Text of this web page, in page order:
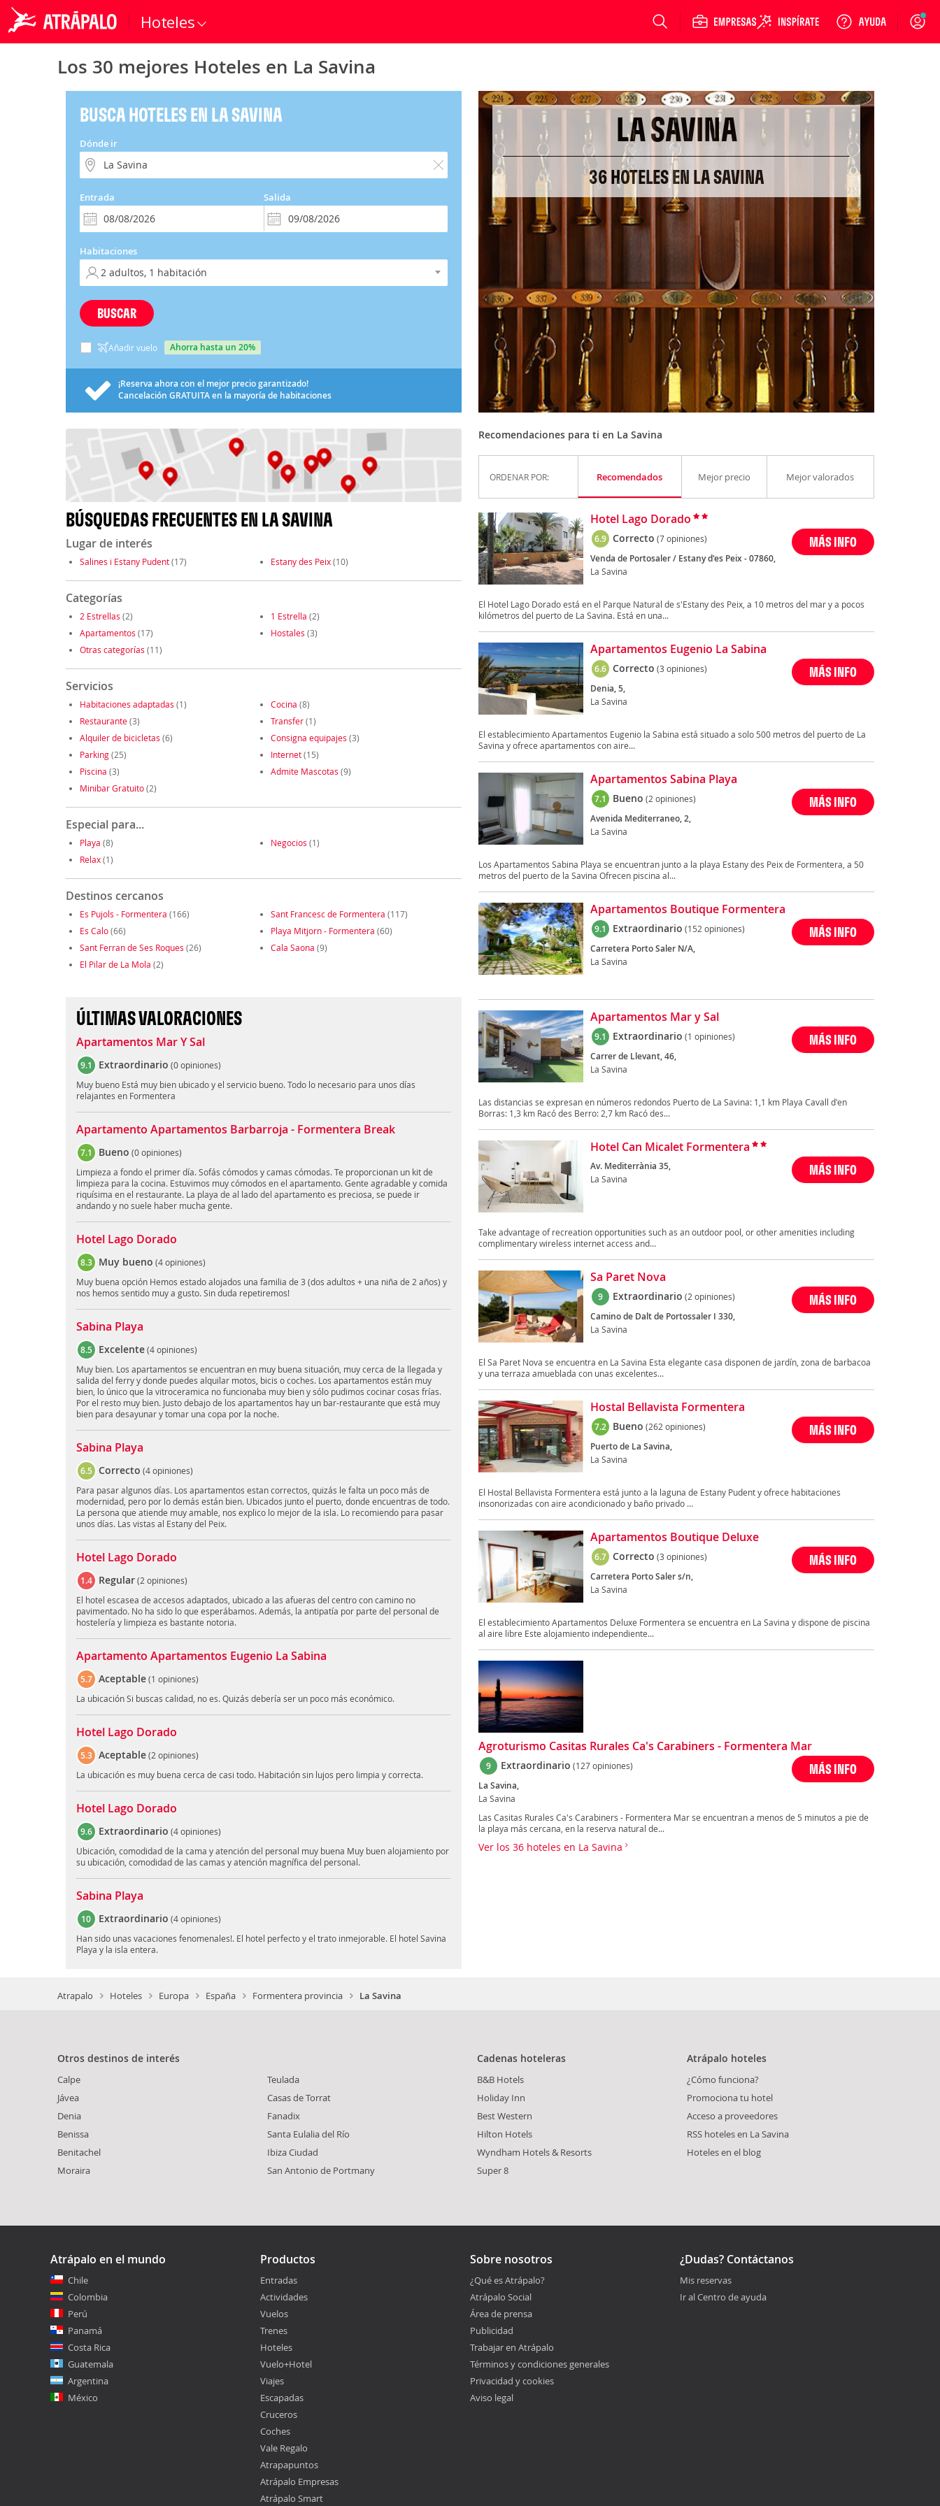
Hoteles Login
Los 30 mejores Hoteles en La Savina
BUSCA HOTELES EN LA SAVINA
Dónde ir
Entrada Salida
Habitaciones
BUSCAR
Añadir vuelo ahorra hasta un 20%
¡Reserva ahora con el mejor precio garantizado!
Cancelación GRATUITAen la mayoría de habitaciones
BÚSQUEDAS FRECUENTES EN LA SAVINA
Lugar de interés
Salines i Estany Pudent(17) Estany des Peix(10)
Categorías
2 Estrellas (2) 1 Estrella (2)
Apartamentos (17) Hostales (3)
Otras categorías (11)
Servicios
Habitaciones adaptadas (1) Cocina (8)
Restaurante(3) Transfer(1)
Alquiler de bicicletas (6) Consigna equipajes (3)
Parking(25) Internet(15)
Piscina (3) Admite Mascotas (9)
Minibar Gratuito(2)
Especial para...
Playa (8) Negocios (1)
Relax(1)
Destinos cercanos
Es Pujols - Formentera (166) Sant Francesc de Formentera (117)
Es Calo(66) Playa Mitjorn - Formentera (60)
Sant Ferran de Ses Roques (26) Cala Saona (9)
El Pilar de La Mola (2)
ÚLTIMAS VALORACIONES
Apartamentos Mar Y Sal
9.1 Extraordinario (0 opiniones)
Muy bueno Está muy bien ubicado y el servicio bueno. Todo lo necesario para unos días
relajantes en Formentera
Apartamento Apartamentos Barbarroja - Formentera Break
7.1 Bueno (0 opiniones)
Limpieza a fondo el primer día. Sofás cómodos y camas cómodas. Te proporcionan un kit de
limpieza para la cocina. Estuvimos muy cómodos en el apartamento. Gente agradable y comida
riquísima en el restaurante. La playa de al lado del apartamento es preciosa, se puede ir
andando y no suele haber mucha gente.
Hotel Lago Dorado
8.3 Muy bueno (4 opiniones)
Muy buena opción Hemos estado alojados una familia de 3 (dos adultos + una niña de 2 años) y
nos hemos sentido muy a gusto. Sin duda repetiremos!
Sabina Playa
8.5 Excelente(4 opiniones)
Muy bien. Los apartamentos se encuentran en muy buena situación, muy cerca de la llegada y
salida del ferry y donde puedes alquilar motos, bicis o coches. Los apartamentos están muy
bien, lo único que la vitroceramica no funcionaba muy bien y sólo pudimos cocinar cosas frías.
Por el resto muy bien. Justo debajo de los apartamentos hay un bar-restaurante que está muy
bien para desayunar y tomar una copa por la noche.
Sabina Playa
6.5 Correcto (4 opiniones)
Para pasar algunos días. Los apartamentos estan correctos, quizás le falta un poco más de
modernidad, pero por lo demás están bien. Ubicados junto el puerto, donde encuentras de todo.
La persona que atiende muy amable, nos explico lo mejor de la isla. Lo recomiendo para pasar
unos días. Las vistas al Estany del Peix.
Hotel Lago Dorado
1.4 Regular(2 opiniones)
El hotel escasea de accesos adaptados, ubicado a las afueras del centro con camino no
pavimentado. No ha sido lo que esperábamos. Además, la antipatía por parte del personal de
hostelería y limpieza es bastante notoria.
Apartamento Apartamentos Eugenio La Sabina
5.7 Aceptable(1 opiniones)
La ubicación Si buscas calidad, no es. Quizás debería ser un poco más económico.
Hotel Lago Dorado
5.3 Aceptable(2 opiniones)
La ubicación es muy buena cerca de casi todo. Habitación sin lujos pero limpia y correcta.
Hotel Lago Dorado
9.6 Extraordinario (4 opiniones)
Ubicación, comodidad de la cama y atención del personal muy buena Muy buen alojamiento por
su ubicación, comodidad de las camas y atención magnífica del personal.
Sabina Playa
10 Extraordinario (4 opiniones)
Han sido unas vacaciones fenomenales!. El hotel perfecto y el trato inmejorable. El hotel Savina
Playa y la isla entera.
LA SAVINA
36 HOTELES EN LA SAVINA
Recomendaciones para ti en La Savina
ORDENAR POR: Recomendados Mejor precio Mejor valorados
Hotel Lago Dorado
6.9 Correcto (7 opiniones)
Venda de Portosaler / Estany d'es Peix - 07860,
La Savina
MÁS INFO
El Hotel Lago Dorado está en el Parque Natural de s'Estany des Peix, a 10 metros del mar y a pocos
kilómetros del puerto de La Savina. Está en una...
Apartamentos Eugenio La Sabina
6.6 Correcto (3 opiniones)
Denia, 5,
La Savina
MÁS INFO
El establecimiento Apartamentos Eugenio la Sabina está situado a solo 500 metros del puerto de La
Savina y ofrece apartamentos con aire...
Apartamentos Sabina Playa
7.1 Bueno (2 opiniones)
Avenida Mediterraneo, 2,
La Savina
MÁS INFO
Los Apartamentos Sabina Playa se encuentran junto a la playa Estany des Peix de Formentera, a 50
metros del puerto de la Savina Ofrecen piscina al...
Apartamentos Boutique Formentera
9.1 Extraordinario (152 opiniones)
Carretera Porto Saler N/A,
La Savina
MÁS INFO
Apartamentos Mar y Sal
9.1 Extraordinario (1 opiniones)
Carrer de Llevant, 46,
La Savina
MÁS INFO
Las distancias se expresan en números redondos Puerto de La Savina: 1,1 km Playa Cavall d'en
Borras: 1,3 km Racó des Berro: 2,7 km Racó des...
Hotel Can Micalet Formentera
Av. Mediterrània 35,
La Savina
MÁS INFO
Take advantage of recreation opportunities such as an outdoor pool, or other amenities including
complimentary wireless internet access and...
Sa Paret Nova
9 Extraordinario (2 opiniones)
Camino de Dalt de Portossaler I 330,
La Savina
MÁS INFO
El Sa Paret Nova se encuentra en La Savina Esta elegante casa disponen de jardín, zona de barbacoa
y una terraza amueblada con unas excelentes...
Hostal Bellavista Formentera
7.2 Bueno (262 opiniones)
Puerto de La Savina,
La Savina
MÁS INFO
El Hostal Bellavista Formentera está junto a la laguna de Estany Pudent y ofrece habitaciones
insonorizadas con aire acondicionado y baño privado ...
Apartamentos Boutique Deluxe
6.7 Correcto (3 opiniones)
Carretera Porto Saler s/n,
La Savina
MÁS INFO
El establecimiento Apartamentos Deluxe Formentera se encuentra en La Savina y dispone de piscina
al aire libre Este alojamiento independiente...
Agroturismo Casitas Rurales Ca's Carabiners - Formentera Mar
9 Extraordinario (127 opiniones)
La Savina,
La Savina
MÁS INFO
Las Casitas Rurales Ca's Carabiners - Formentera Mar se encuentran a menos de 5 minutos a pie de
la playa más cercana, en la reserva natural de...
Ver los 36 hoteles en La Savina
Atrapalo Hoteles Europa España Formentera provincia La Savina
Otros destinos de interés
Calpe
Jávea
Denia
Benissa
Benitachel
Moraira
Teulada
Casas de Torrat
Fanadix
Santa Eulalia del Río
Ibiza Ciudad
San Antonio de Portmany
Cadenas hoteleras
B&B Hotels
Holiday Inn
Best Western
Hilton Hotels
Wyndham Hotels & Resorts
Super 8
Atrápalo hoteles
¿Cómo funciona?
Promociona tu hotel
Acceso a proveedores
RSS hoteles en La Savina
Hoteles en el blog
Atrápalo en el mundo
Chile
Colombia
Perú
Panamá
Costa Rica
Guatemala
Argentina
México
Productos
Entradas
Actividades
Vuelos
Trenes
Hoteles
Vuelo+Hotel
Viajes
Escapadas
Cruceros
Coches
Vale Regalo
Atrapapuntos
Atrápalo Empresas
Atrápalo Smart
Sobre nosotros
¿Qué es Atrápalo?
Atrápalo Social
Área de prensa
Publicidad
Trabajar en Atrápalo
Términos y condiciones generales
Privacidad y cookies
Aviso legal
¿Dudas? Contáctanos
Mis reservas
Ir al Centro de ayuda